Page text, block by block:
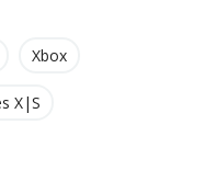
Xbox
X|S